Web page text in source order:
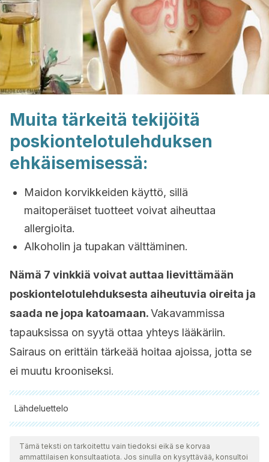
Muita tärkeitä tekijöitä
poskiontelotulehduksen
ehkäisemisessä:
Maidon korvikkeiden käyttö, sillä
maitoperäiset tuotteet voivat aiheuttaa
allergioita.
Alkoholin ja tupakan välttäminen.
Nämä 7 vinkkiä voivat auttaa lievittämään
poskiontelotulehduksesta aiheutuvia oireita ja
saada ne jopa katoamaan.Vakavammissa
tapauksissa on syytä ottaa yhteys lääkäriin.
Sairaus on erittäin tärkeää hoitaa ajoissa, jotta se
ei muutu krooniseksi.
Lähdeluettelo
Kaikki lainatut lähteet tarkistettiin perusteellisesti tiimimme
toimesta varmistaaksemme niiden laadun, luotettavuuden,
ajantasaisuuden ja pätevyyden. Tämän artikkelin bibliografia
Tämä teksti on tarkoitettu vain tiedoksi eikä se korvaa
ammattilaisen konsultaatiota. Jos sinulla on kysyttävää, konsultoi